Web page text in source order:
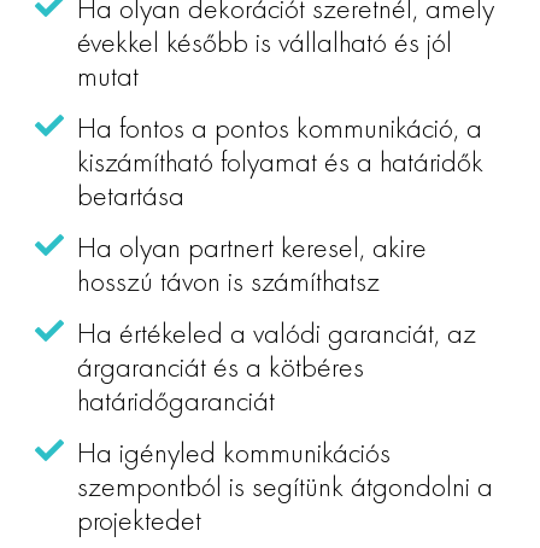
évekkel később is vállalható és jól
mutat
Ha fontos a pontos kommunikáció, a
kiszámítható folyamat és a határidők
betartása
Ha olyan partnert keresel, akire
hosszú távon is számíthatsz
Ha értékeled a valódi garanciát, az
árgaranciát és a kötbéres
határidőgaranciát
Ha igényled kommunikációs
szempontból is segítünk átgondolni a
projektedet